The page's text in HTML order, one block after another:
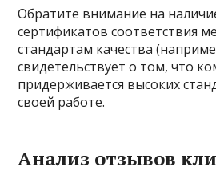
Обратите внимание на
сертификатов соответствия
стандартам качества
свидетельствует о том, что
придерживается высоких
своей работе.
Анализ отзывов